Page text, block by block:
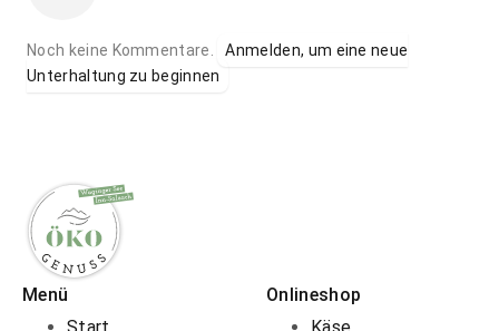
Noch keine Kommentare.
Anmelden, um eine neue
Unterhaltung zu beginnen
Menü
Onlineshop